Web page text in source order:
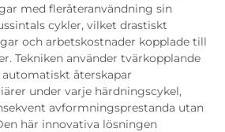
med fleråteranvändning sin
cykler, vilket drastiskt
och arbetskostnader kopplade till
Tekniken använder tvärkopplande
återskapar
under varje härdningscykel,
avformningsprestanda utan
här innovativa lösningen